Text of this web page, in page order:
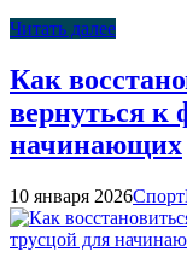
Читать далее
Как
вернуться к
начинающих
10 января 2026Спорт